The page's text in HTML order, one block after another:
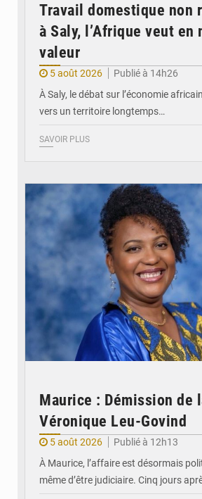
Travail domestique non
à Saly, l’Afrique veut en
valeur
5 août 2026
Publié à 14h26
À Saly, le débat sur l’économie
vers un territoire longtemps…
SAVOIR PLUS
Maurice : Démission de
Véronique Leu-Govind
5 août 2026
Publié à 12h13
À Maurice, l’affaire est désormais
même d’être judiciaire. Cinq jours